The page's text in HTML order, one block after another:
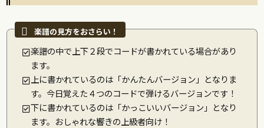
楽譜の中で上下２段でコードが書かれている場合があり
ます。
上に書かれているのは「かんたんバージョン」となりま
す。今日覚えた４つのコードで弾けるバージョンです！
下に書かれているのは「かっこいいバージョン」となり
ます。おしゃれな響きの上級者向け！